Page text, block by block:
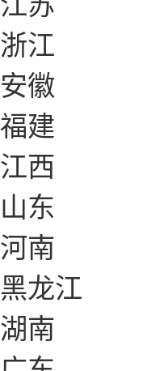
浙江
安徽
福建
江西
山东
河南
黑龙江
湖南